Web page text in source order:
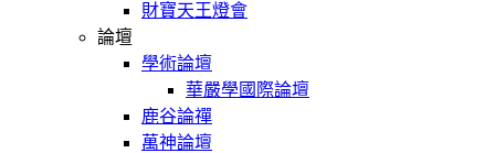
財寶天王燈會
論壇
學術論壇
華嚴學國際論壇
鹿谷論禪
萬神論壇